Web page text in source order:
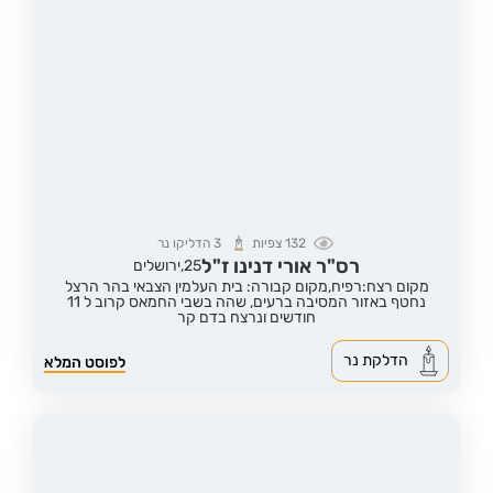
132 צפיות 3הדליקו נר
רס"ר אורי דנינו ז"ל25,ירושלים
מקום רצח:רפיח,מקום קבורה: בית העלמין הצבאי בהר הרצל
נחטף באזור המסיבה ברעים, שהה בשבי החמאס קרוב ל 11
חודשים ונרצח בדם קר
לפוסט המלא הדלקת נר